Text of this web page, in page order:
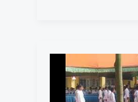
MMA